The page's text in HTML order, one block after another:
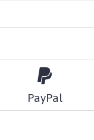
PayPal